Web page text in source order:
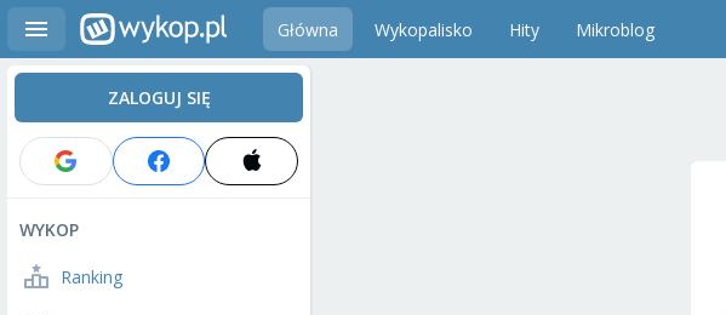
Główna Wykopalisko Hity Mikroblog
ZALOGUJ SIĘ
WYKOP
Ranking